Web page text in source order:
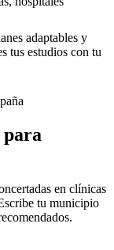
adaptables y
tus estudios con tu
para
en clínicas
tu municipio